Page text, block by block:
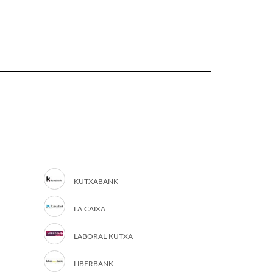
KUTXABANK
LA CAIXA
LABORAL KUTXA
LIBERBANK